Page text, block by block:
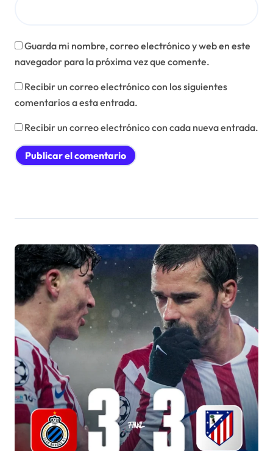
Guarda mi nombre, correo electrónico y web en este
navegador para la próxima vez que comente.
Recibir un correo electrónico con los siguientes
comentarios a esta entrada.
Recibir un correo electrónico con cada nueva entrada.